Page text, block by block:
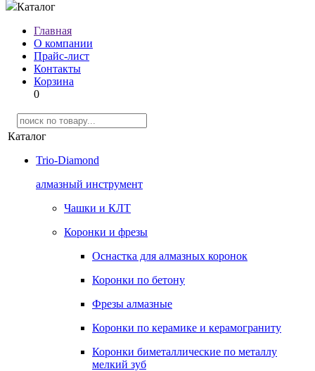
Каталог
Главная
О компании
Прайс-лист
Контакты
Корзина
0
Каталог
Trio-Diamond
алмазный инструмент
Чашки и КЛТ
Коронки и фрезы
Оснастка для алмазных коронок
Коронки по бетону
Фрезы алмазные
Коронки по керамике и керамограниту
Коронки биметаллические по металлу
мелкий зуб